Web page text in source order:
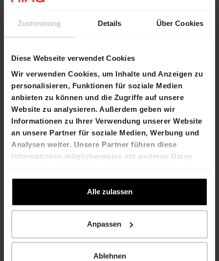
Zustimmung Details Über Cookies
Diese Webseite verwendet Cookies
Wir verwenden Cookies, um Inhalte und Anzeigen zu
personalisieren, Funktionen für soziale Medien
anbieten zu können und die Zugriffe auf unsere
Website zu analysieren. Außerdem geben wir
Informationen zu Ihrer Verwendung unserer Website
an unsere Partner für soziale Medien, Werbung und
Analysen weiter. Unsere Partner führen diese
Informationen möglicherweise mit weiteren Daten
die sie im Rahmen Ihrer Nutzung der Dienste
Alle zulassen
Anpassen
Ablehnen
Presentation of the new Regus Centre at The